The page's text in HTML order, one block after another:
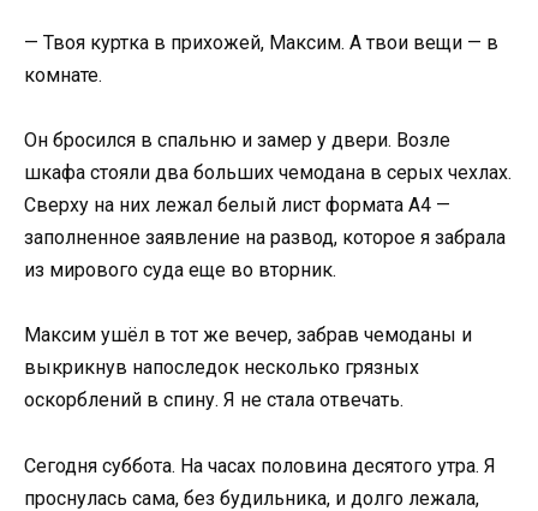
— Твоя куртка в прихожей, Максим. А твои вещи — в
комнате.
Он бросился в спальню и замер у двери. Возле
шкафа стояли два больших чемодана в серых чехлах.
Сверху на них лежал белый лист формата А4 —
заполненное заявление на развод, которое я забрала
из мирового суда еще во вторник.
Максим ушёл в тот же вечер, забрав чемоданы и
выкрикнув напоследок несколько грязных
оскорблений в спину. Я не стала отвечать.
Сегодня суббота. На часах половина десятого утра. Я
проснулась сама, без будильника, и долго лежала,